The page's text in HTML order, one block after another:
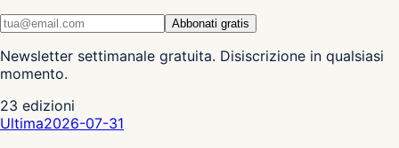
Abbonati gratis
Newsletter settimanale gratuita. Disiscrizione in qualsiasi
momento.
23 edizioni
Ultima2026-07-31